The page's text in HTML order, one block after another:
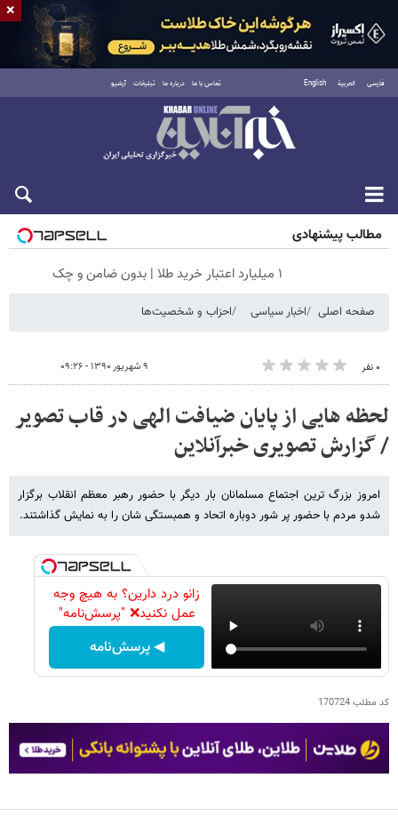
فارسی العربية English تماس با ما درباره ما تبلیغات آرشیو
شنبه ۱۷ مرداد ۱۴۰۵
مطالب پیشنهادی
۱ میلیارد اعتبار خرید طلا | بدون ضامن و چک
صفحه اصلی اخبار سیاسی احزاب و شخصیت‌ها
۰ نفر ۹ شهریور ۱۳۹۰ - ۰۹:۲۶
لحظه هایی از پایان ضیافت الهی در قاب تصویر
/ گزارش تصویری خبرآنلاین
امروز بزرگ ترین اجتماع مسلمانان بار دیگر با حضور رهبر معظم انقلاب برگزار
شدو مردم با حضور پر شور دوباره اتحاد و همبستگی شان را به نمایش گذاشتند.
زانو درد دارین؟ به هیچ وجه
عمل نکنید❌ "پرسش‌نامه"
◀ پرسش‌نامه
کد مطلب170724
×